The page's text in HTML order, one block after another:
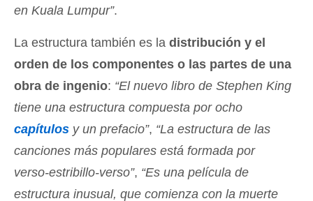
en Kuala Lumpur”.
La estructura también es la distribución y el
orden de los componentes o las partes de una
obra de ingenio: “El nuevo libro de Stephen King
tiene una estructura compuesta por ocho
capítulos y un prefacio”, “La estructura de las
canciones más populares está formada por
verso-estribillo-verso”, “Es una película de
estructura inusual, que comienza con la muerte